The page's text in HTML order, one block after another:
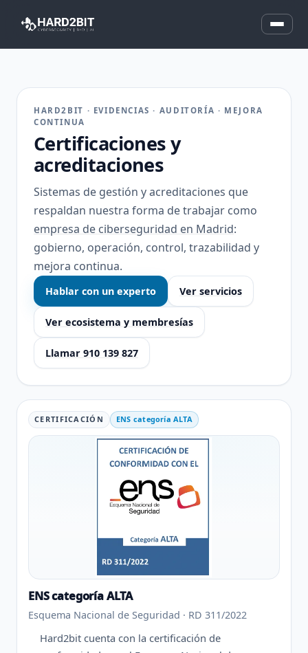
HARD2BIT · EVIDENCIAS · AUDITORÍA · MEJORA
CONTINUA
Certificaciones y
acreditaciones
Sistemas de gestión y acreditaciones que
respaldan nuestra forma de trabajar como
empresa de ciberseguridad en Madrid:
gobierno, operación, control, trazabilidad y
mejora continua.
Hablar con un experto Ver servicios
Ver ecosistema y membresías
Llamar 910 139 827
CERTIFICACIÓN ENS categoría ALTA
ENS categoría ALTA
Esquema Nacional de Seguridad · RD 311/2022
Hard2bit cuenta con la certificación de